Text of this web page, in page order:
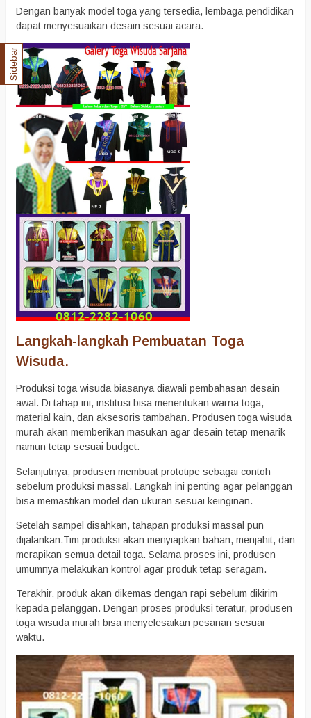
Dengan banyak model toga yang tersedia, lembaga pendidikan
dapat menyesuaikan desain sesuai acara.
Langkah-langkah Pembuatan Toga
Wisuda.
Produksi toga wisuda biasanya diawali pembahasan desain
awal. Di tahap ini, institusi bisa menentukan warna toga,
material kain, dan aksesoris tambahan. Produsen toga wisuda
murah akan memberikan masukan agar desain tetap menarik
namun tetap sesuai budget.
Selanjutnya, produsen membuat prototipe sebagai contoh
sebelum produksi massal. Langkah ini penting agar pelanggan
bisa memastikan model dan ukuran sesuai keinginan.
Setelah sampel disahkan, tahapan produksi massal pun
dijalankan.Tim produksi akan menyiapkan bahan, menjahit, dan
merapikan semua detail toga. Selama proses ini, produsen
umumnya melakukan kontrol agar produk tetap seragam.
Terakhir, produk akan dikemas dengan rapi sebelum dikirim
kepada pelanggan. Dengan proses produksi teratur, produsen
toga wisuda murah bisa menyelesaikan pesanan sesuai
waktu.
Sidebar